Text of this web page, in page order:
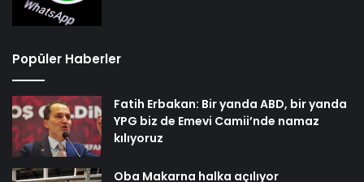
Popüler Haberler
Fatih Erbakan: Bir yanda ABD, bir yanda
YPG biz de Emevi Camii’nde namaz
kılıyoruz
Oba Makarna halka açılıyor